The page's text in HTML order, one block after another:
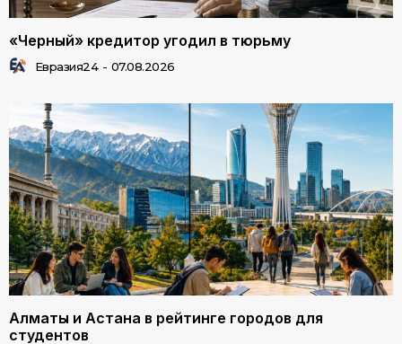
«Черный» кредитор угодил в тюрьму
Евразия24 - 07.08.2026
Алматы и Астана в рейтинге городов для
студентов